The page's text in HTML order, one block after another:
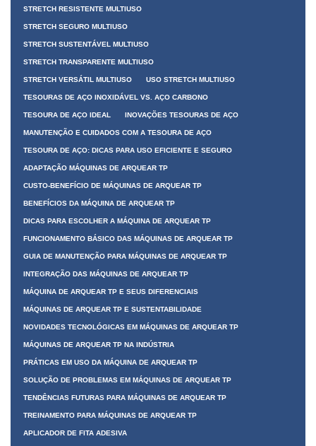
STRETCH RESISTENTE MULTIUSO
STRETCH SEGURO MULTIUSO
STRETCH SUSTENTÁVEL MULTIUSO
STRETCH TRANSPARENTE MULTIUSO
STRETCH VERSÁTIL MULTIUSO USO STRETCH MULTIUSO
TESOURAS DE AÇO INOXIDÁVEL VS. AÇO CARBONO
TESOURA DE AÇO IDEAL INOVAÇÕES TESOURAS DE AÇO
MANUTENÇÃO E CUIDADOS COM A TESOURA DE AÇO
TESOURA DE AÇO: DICAS PARA USO EFICIENTE E SEGURO
ADAPTAÇÃO MÁQUINAS DE ARQUEAR TP
CUSTO-BENEFÍCIO DE MÁQUINAS DE ARQUEAR TP
BENEFÍCIOS DA MÁQUINA DE ARQUEAR TP
DICAS PARA ESCOLHER A MÁQUINA DE ARQUEAR TP
FUNCIONAMENTO BÁSICO DAS MÁQUINAS DE ARQUEAR TP
GUIA DE MANUTENÇÃO PARA MÁQUINAS DE ARQUEAR TP
INTEGRAÇÃO DAS MÁQUINAS DE ARQUEAR TP
MÁQUINA DE ARQUEAR TP E SEUS DIFERENCIAIS
MÁQUINAS DE ARQUEAR TP E SUSTENTABILIDADE
NOVIDADES TECNOLÓGICAS EM MÁQUINAS DE ARQUEAR TP
MÁQUINAS DE ARQUEAR TP NA INDÚSTRIA
PRÁTICAS EM USO DA MÁQUINA DE ARQUEAR TP
SOLUÇÃO DE PROBLEMAS EM MÁQUINAS DE ARQUEAR TP
TENDÊNCIAS FUTURAS PARA MÁQUINAS DE ARQUEAR TP
TREINAMENTO PARA MÁQUINAS DE ARQUEAR TP
APLICADOR DE FITA ADESIVA